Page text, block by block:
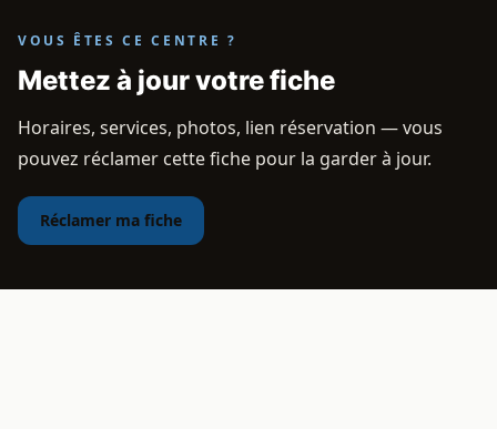
VOUS ÊTES CE CENTRE ?
Mettez à jour votre fiche
Horaires, services, photos, lien réservation — vous
pouvez réclamer cette fiche pour la garder à jour.
Réclamer ma fiche